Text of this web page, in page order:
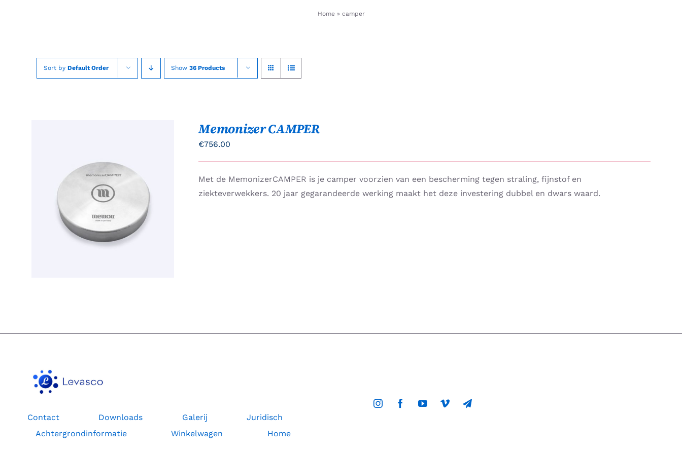
Home» camper
Sort by Default Order Show 36 Products
TOEVOEGEN AAN
WINKELWAGEN
QUICK
Memonizer CAMPER
€756.00
Met de MemonizerCAMPER is je camper voorzien van een bescherming tegen straling, fijnstof en
ziekteverwekkers. 20 jaar gegarandeerde werking maakt het deze investering dubbel en dwars waard.
Contact Downloads Galerij
Juridisch
Achtergrondinformatie
Winkelwagen Home